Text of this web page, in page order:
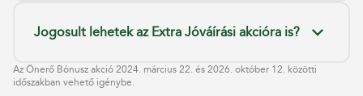
Jogosult lehetek az Extra Jóváírási akcióra is?
Az Önerő Bónusz akció 2024. március 22. és 2026. október 12. közötti
időszakban vehető igénybe.